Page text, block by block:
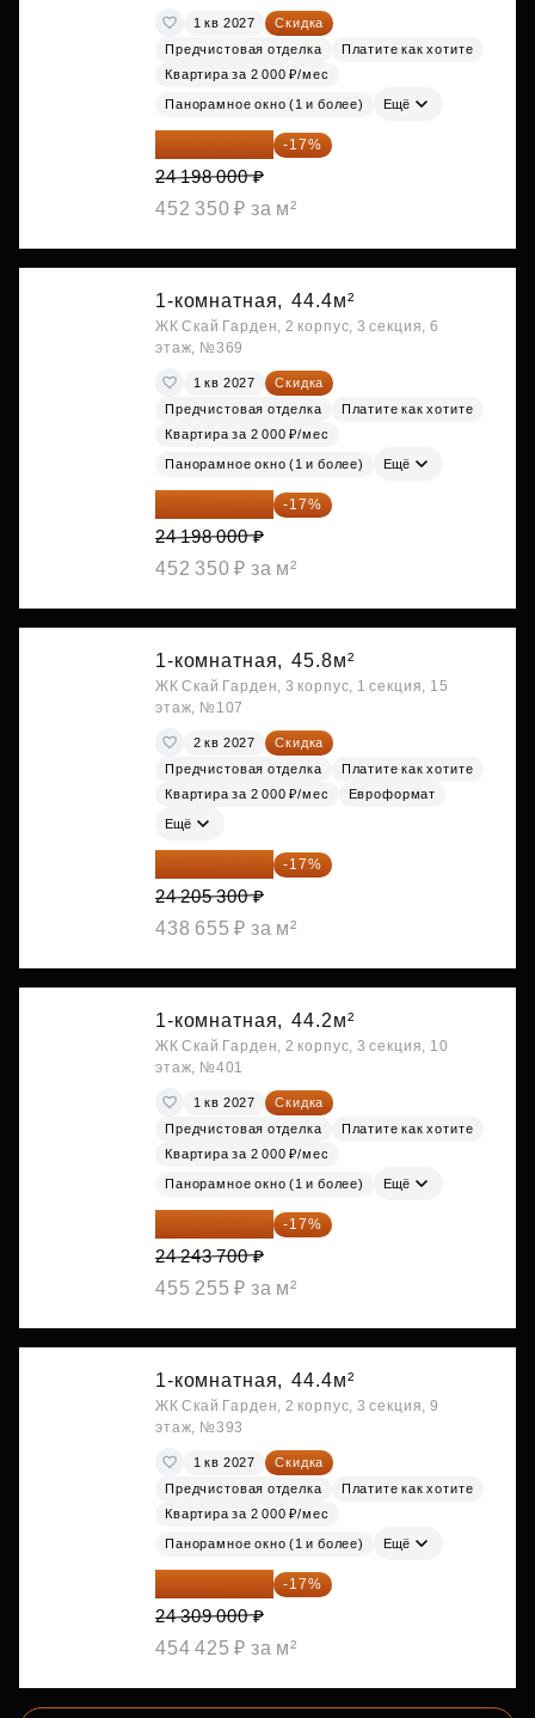
1 кв 2027
Скидка
Предчистовая отделка
Платите как хотите
Квартира за 2 000 ₽/мес
Панорамное окно (1 и более) Ещё
20 084 340 ₽ -17%
24 198 000 ₽
452 350 ₽ за м²
1-комнатная, 44.4м²
ЖК Скай Гарден, 2 корпус, 3 секция, 6
этаж, №369
1 кв 2027
Скидка
Предчистовая отделка
Платите как хотите
Квартира за 2 000 ₽/мес
Панорамное окно (1 и более) Ещё
20 084 340 ₽ -17%
24 198 000 ₽
452 350 ₽ за м²
1-комнатная, 45.8м²
ЖК Скай Гарден, 3 корпус, 1 секция, 15
этаж, №107
2 кв 2027
Скидка
Предчистовая отделка
Платите как хотите
Квартира за 2 000 ₽/мес
Евроформат
Ещё
20 090 399 ₽ -17%
24 205 300 ₽
438 655 ₽ за м²
1-комнатная, 44.2м²
ЖК Скай Гарден, 2 корпус, 3 секция, 10
этаж, №401
1 кв 2027
Скидка
Предчистовая отделка
Платите как хотите
Квартира за 2 000 ₽/мес
Панорамное окно (1 и более) Ещё
20 122 271 ₽ -17%
24 243 700 ₽
455 255 ₽ за м²
1-комнатная, 44.4м²
ЖК Скай Гарден, 2 корпус, 3 секция, 9
этаж, №393
1 кв 2027
Скидка
Предчистовая отделка
Платите как хотите
Квартира за 2 000 ₽/мес
Панорамное окно (1 и более) Ещё
20 176 470 ₽ -17%
24 309 000 ₽
454 425 ₽ за м²